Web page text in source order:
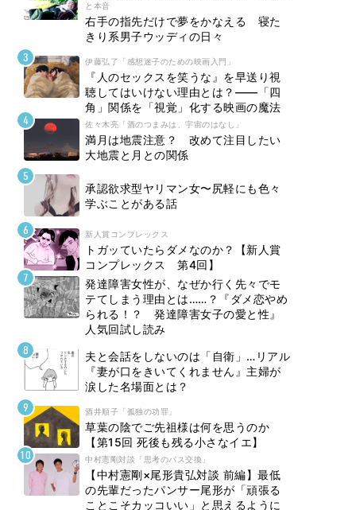
と本音
右手の指先だけで夢をかなえる 寝た
きり系男子ウッディの日々
伊藤弘了「感想迷子のための映画入門」
『人のセックスを笑うな』を早送り視
聴してはいけない理由とは？――「四
角」関係を「視覚」化する映画の魔法
佐々木亮「酒のつまみは、宇宙のはなし」
満月は地震注意？ 改めて注目したい
大地震と月との関係
承認欲求型ヤリマン女〜尻軽にも色々
学ぶことがある話
新人賞コンプレックス
トガッていたらダメなのか？【新人賞
コンプレックス 第4回】
発達障害女性が、なぜか行く先々でモ
テてしまう理由とは……？『ダメ恋やめ
られる！？ 発達障害女子の愛と性』
人気回試し読み
夫と会話をしないのは「自衛」…リアル
『妻が口をきいてくれません』主婦が
涙した名場面とは？
酒井順子「孤独の功罪」
草葉の陰でご先祖様は何を思うのか
【第15回 死後も残る小さなイエ】
中村憲剛対談「思考のパス交換」
【中村憲剛×尾形貴弘対談 前編】最低
の先輩だったパンサー尾形が「頑張る
ことこそカッコいい」と思えるように